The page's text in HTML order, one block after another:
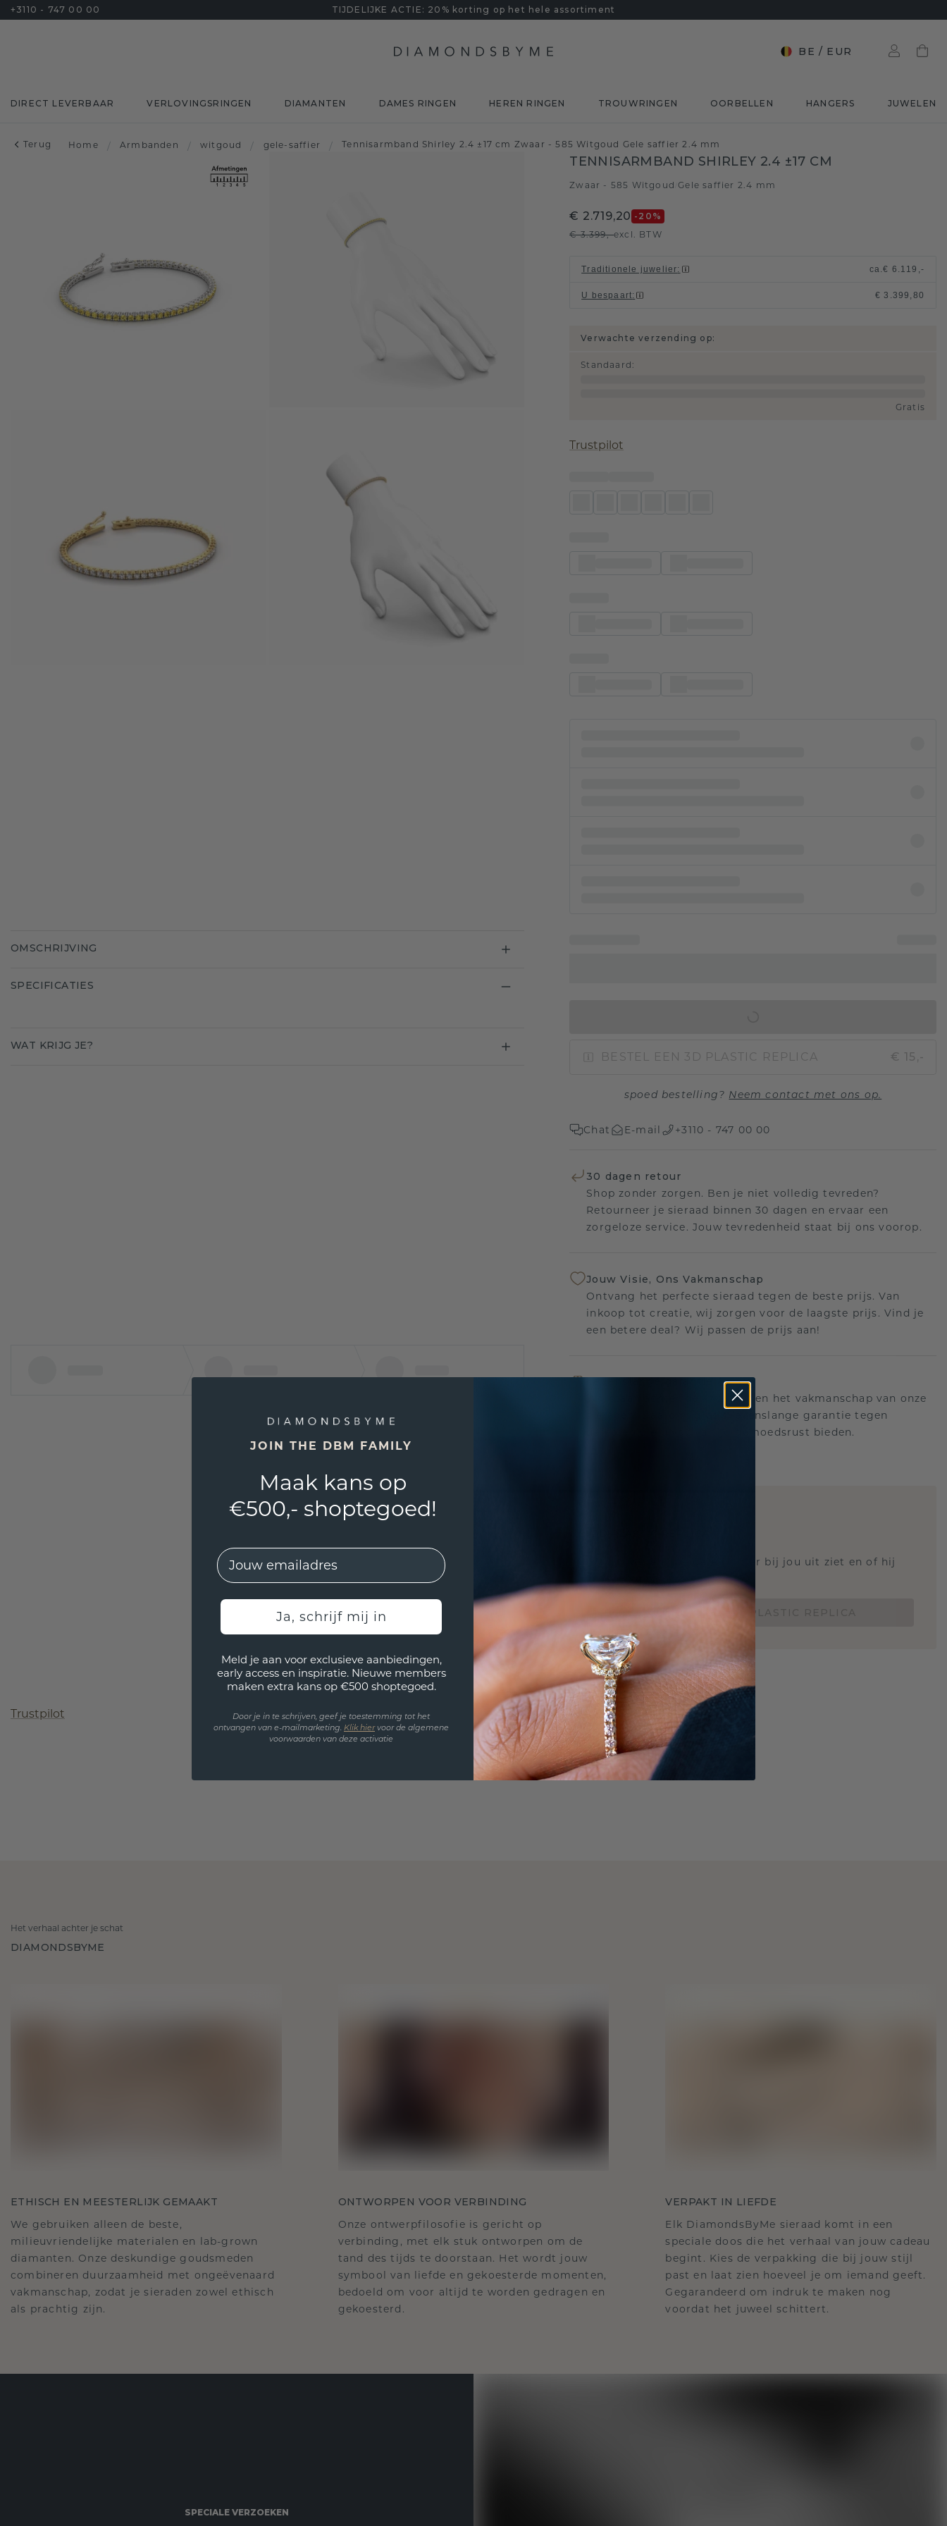
+3110 - 747 00 00 TIJDELIJKE ACTIE: 20% korting op het hele assortiment
BE / EUR
DIRECT LEVERBAAR VERLOVINGSRINGEN DIAMANTEN DAMES RINGEN HEREN RINGEN TROUWRINGEN OORBELLEN HANGERS JUWELEN
Terug Home / Armbanden / witgoud / gele-saffier / Tennisarmband Shirley 2.4 ±17 cm Zwaar - 585 Witgoud Gele saffier 2.4 mm
TENNISARMBAND SHIRLEY 2.4 ±17 CM
Zwaar - 585 Witgoud /Gele saffier 2.4 mm
€ 2.719,20 -20 %
€ 3.399,-excl. BTW
Traditionele juwelier: ca.€ 6.119,-
U bespaart: € 3.399,80
Verwachte verzending op:
Standaard :
Gratis
Trustpilot
BESTEL EEN 3D PLASTIC REPLICA € 15,-
spoed bestelling? Neem contact met ons op.
Chat E-mail +3110 - 747 00 00
30 dagen retour
Shop zonder zorgen. Ben je niet volledig tevreden?
Retourneer je sieraad binnen 30 dagen en ervaar een
zorgeloze service. Jouw tevredenheid staat bij ons voorop.
Jouw Visie, Ons Vakmanschap
Ontvang het perfecte sieraad tegen de beste prijs. Van
inkoop tot creatie, wij zorgen voor de laagste prijs. Vind je
een betere deal? Wij passen de prijs aan!
Wij staan achter de kwaliteit en het vakmanschap van onze
sieraden. Daarom: gratis levenslange garantie tegen
defecten die u voor altijd gemoedsrust bieden.
Wil jij weten hoe deze ring er bij jou uit ziet en of hij
past? Nu vanaf slechts €15,-
BESTEL EEN 3D PLASTIC REPLICA
OMSCHRIJVING
SPECIFICATIES
WAT KRIJG JE?
Trustpilot
Het verhaal achter je schat
DIAMONDSBYME
ETHISCH EN MEESTERLIJK GEMAAKT
We gebruiken alleen de beste,
milieuvriendelijke materialen en lab-grown
diamanten. Onze deskundige goudsmeden
combineren duurzaamheid met ongeëvenaard
vakmanschap, zodat je sieraden zowel ethisch
als prachtig zijn.
ONTWORPEN VOOR VERBINDING
Onze ontwerpfilosofie is gericht op
verbinding, met elk stuk ontworpen om de
tand des tijds te doorstaan. Het wordt jouw
symbool van liefde en gekoesterde momenten,
bedoeld om voor altijd te worden gedragen en
gekoesterd.
VERPAKT IN LIEFDE
Elk DiamondsByMe sieraad komt in een
speciale doos die het verhaal van jouw cadeau
begint. Kies de verpakking die bij jouw stijl
past en laat zien hoeveel je om iemand geeft.
Gegarandeerd om indruk te maken nog
voordat het juweel schittert.
SPECIALE VERZOEKEN
JOIN THE DBM FAMILY
Maak kans op
€500,- shoptegoed!
EMail
Ja, schrijf mij in
Meld je aan voor exclusieve aanbiedingen,
early access en inspiratie. Nieuwe members
maken extra kans op €500 shoptegoed.
Door je in te schrijven, geef je toestemming tot het
ontvangen van e-mailmarketing. Klik hiervoor de algemene
voorwaarden van deze activatie